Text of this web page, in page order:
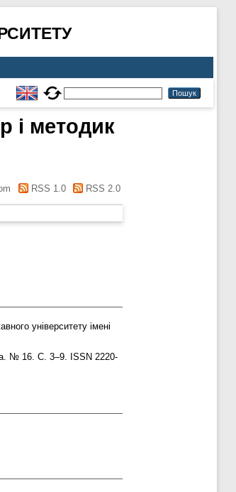
і методик
RSS 1.0 RSS 2.0
університету імені
№ 16. С. 3–9. ISSN 2220-